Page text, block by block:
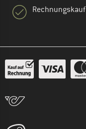
Rechnungskauf